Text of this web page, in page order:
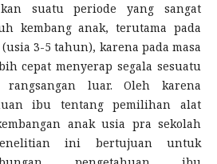
suatu periode yang sangat
kembang anak, terutama pada
3-5 tahun), karena pada masa
cepat menyerap segala sesuatu
luar. Oleh karena
ibu tentang pemilihan alat
anak usia pra sekolah
ini bertujuan untuk